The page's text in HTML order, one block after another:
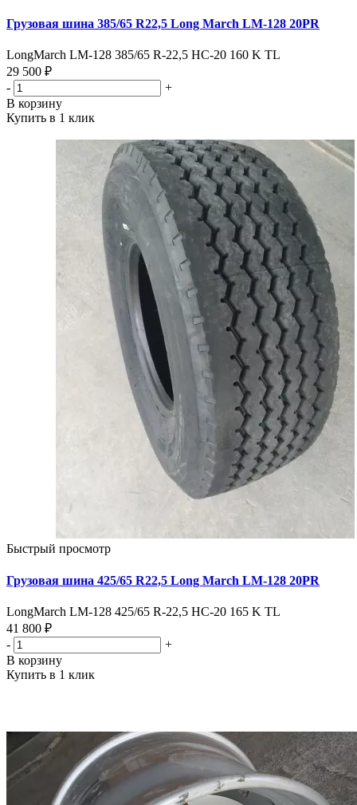
Грузовая шина 385/65 R22,5 Long March LM-128 20PR
LongMarch LM-128 385/65 R-22,5 НС-20 160 K TL
29 500 ₽
-
+
В корзину
Купить в 1 клик
Быстрый просмотр
Грузовая шина 425/65 R22,5 Long March LM-128 20PR
LongMarch LM-128 425/65 R-22,5 НС-20 165 K TL
41 800 ₽
-
+
В корзину
Купить в 1 клик